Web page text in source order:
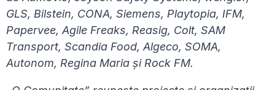
GLS, Bilstein, CONA, Siemens, Playtopia, IFM,
Papervee, Agile Freaks, Reasig, Colt, SAM
Transport, Scandia Food, Algeco, SOMA,
Autonom, Regina Maria și Rock FM.